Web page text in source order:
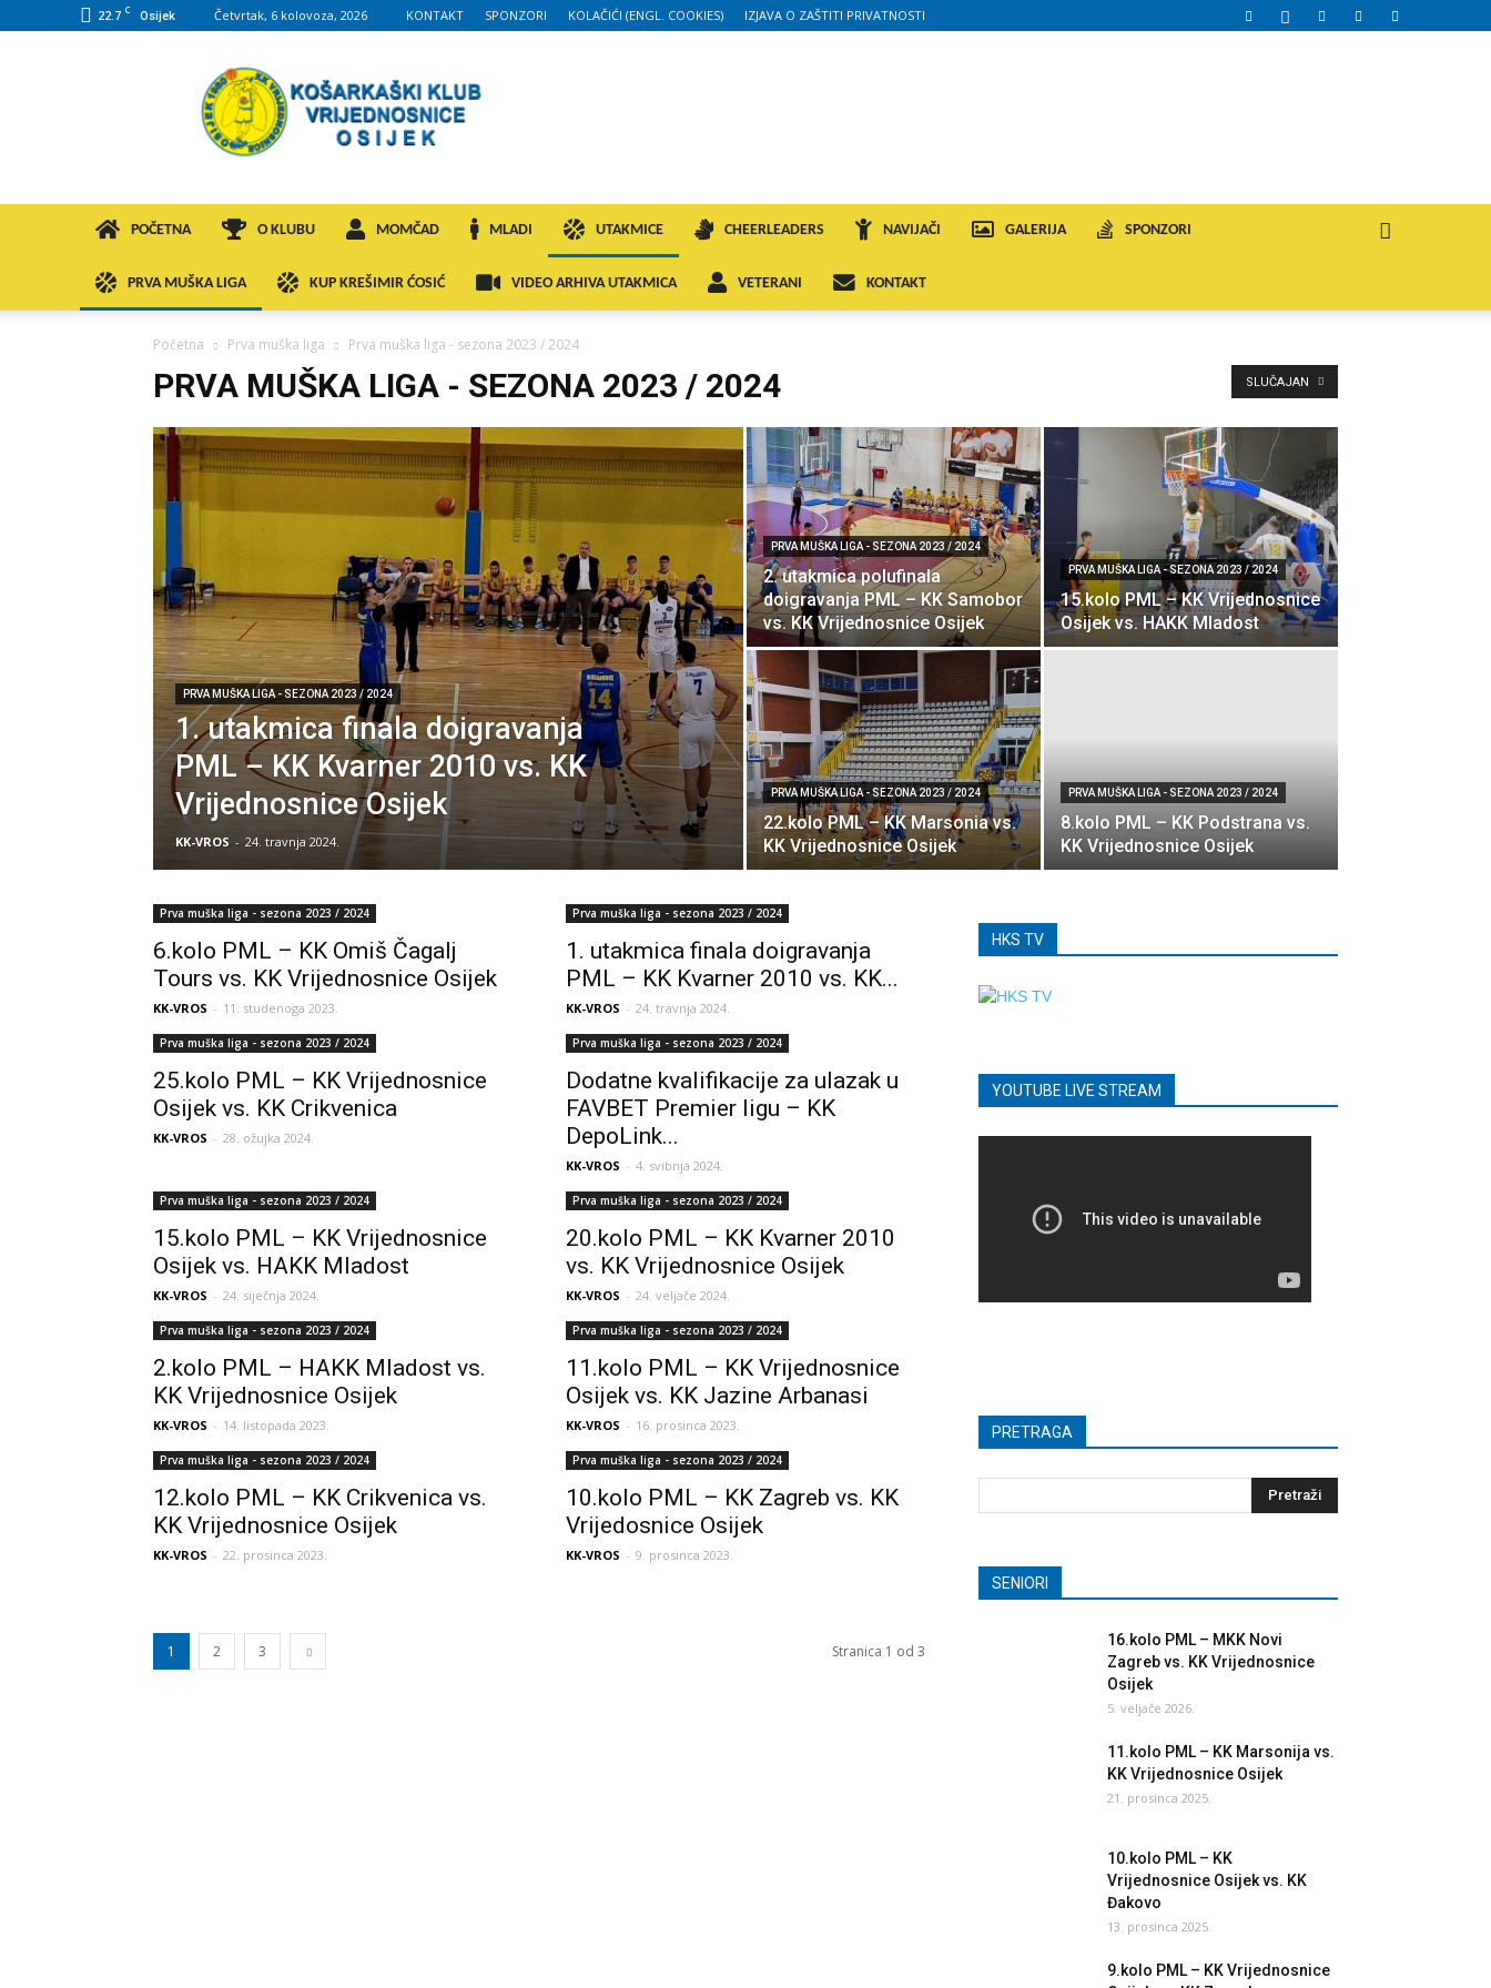
22.7 C Osijek Četvrtak, 6 kolovoza, 2026 KONTAKT SPONZORI KOLAČIĆI (ENGL. COOKIES) IZJAVA O ZAŠTITI PRIVATNOSTI
KK
VROS
POČETNA O KLUBU MOMČAD MLADI UTAKMICE CHEERLEADERS NAVIJAČI GALERIJA SPONZORI
PRVA MUŠKA LIGA KUP KREŠIMIR ĆOSIĆ VIDEO ARHIVA UTAKMICA VETERANI KONTAKT
Početna Prva muška liga Prva muška liga - sezona 2023 / 2024
PRVA MUŠKA LIGA - SEZONA 2023 / 2024 SLUČAJAN
PRVA MUŠKA LIGA - SEZONA 2023 / 2024
1. utakmica finala doigravanja
PML – KK Kvarner 2010 vs. KK
Vrijednosnice Osijek
KK-VROS - 24. travnja 2024.
PRVA MUŠKA LIGA - SEZONA 2023 / 2024
2. utakmica polufinala
doigravanja PML – KK Samobor
vs. KK Vrijednosnice Osijek
PRVA MUŠKA LIGA - SEZONA 2023 / 2024
15.kolo PML – KK Vrijednosnice
Osijek vs. HAKK Mladost
PRVA MUŠKA LIGA - SEZONA 2023 / 2024
22.kolo PML – KK Marsonia vs.
KK Vrijednosnice Osijek
PRVA MUŠKA LIGA - SEZONA 2023 / 2024
8.kolo PML – KK Podstrana vs.
KK Vrijednosnice Osijek
Prva muška liga - sezona 2023 / 2024
6.kolo PML – KK Omiš Čagalj
Tours vs. KK Vrijednosnice Osijek
KK-VROS - 11. studenoga 2023.
Prva muška liga - sezona 2023 / 2024
1. utakmica finala doigravanja
PML – KK Kvarner 2010 vs. KK...
KK-VROS - 24. travnja 2024.
Prva muška liga - sezona 2023 / 2024
25.kolo PML – KK Vrijednosnice
Osijek vs. KK Crikvenica
KK-VROS - 28. ožujka 2024.
Prva muška liga - sezona 2023 / 2024
Dodatne kvalifikacije za ulazak u
FAVBET Premier ligu – KK
DepoLink...
KK-VROS - 4. svibnja 2024.
Prva muška liga - sezona 2023 / 2024
15.kolo PML – KK Vrijednosnice
Osijek vs. HAKK Mladost
KK-VROS - 24. siječnja 2024.
Prva muška liga - sezona 2023 / 2024
20.kolo PML – KK Kvarner 2010
vs. KK Vrijednosnice Osijek
KK-VROS - 24. veljače 2024.
Prva muška liga - sezona 2023 / 2024
2.kolo PML – HAKK Mladost vs.
KK Vrijednosnice Osijek
KK-VROS - 14. listopada 2023.
Prva muška liga - sezona 2023 / 2024
11.kolo PML – KK Vrijednosnice
Osijek vs. KK Jazine Arbanasi
KK-VROS - 16. prosinca 2023.
Prva muška liga - sezona 2023 / 2024
12.kolo PML – KK Crikvenica vs.
KK Vrijednosnice Osijek
KK-VROS - 22. prosinca 2023.
Prva muška liga - sezona 2023 / 2024
10.kolo PML – KK Zagreb vs. KK
Vrijedosnice Osijek
KK-VROS - 9. prosinca 2023.
1 2 3 Stranica 1 od 3
HKS TV
YOUTUBE LIVE STREAM
PRETRAGA
SENIORI
16.kolo PML – MKK Novi
Zagreb vs. KK Vrijednosnice
Osijek
5. veljače 2026.
11.kolo PML – KK Marsonija vs.
KK Vrijednosnice Osijek
21. prosinca 2025.
10.kolo PML – KK
Vrijednosnice Osijek vs. KK
Đakovo
13. prosinca 2025.
9.kolo PML – KK Vrijednosnice